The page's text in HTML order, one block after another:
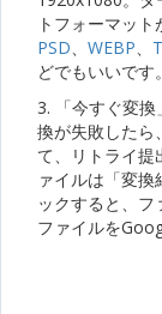
トフォーマット
PSD、 WEBP、
どでもいいです。
3. 「今すぐ変
換が失敗したら
て、リトライ提
ァイルは「変換
ックすると、
ファイルを